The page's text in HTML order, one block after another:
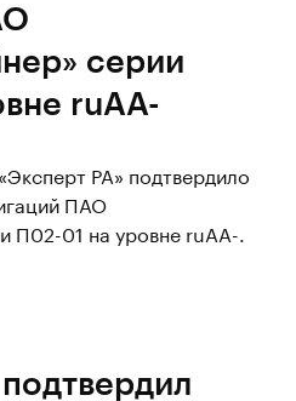
серии
ruAA-
РА» подтвердило
ПАО
П02-01 на уровне ruAA-.